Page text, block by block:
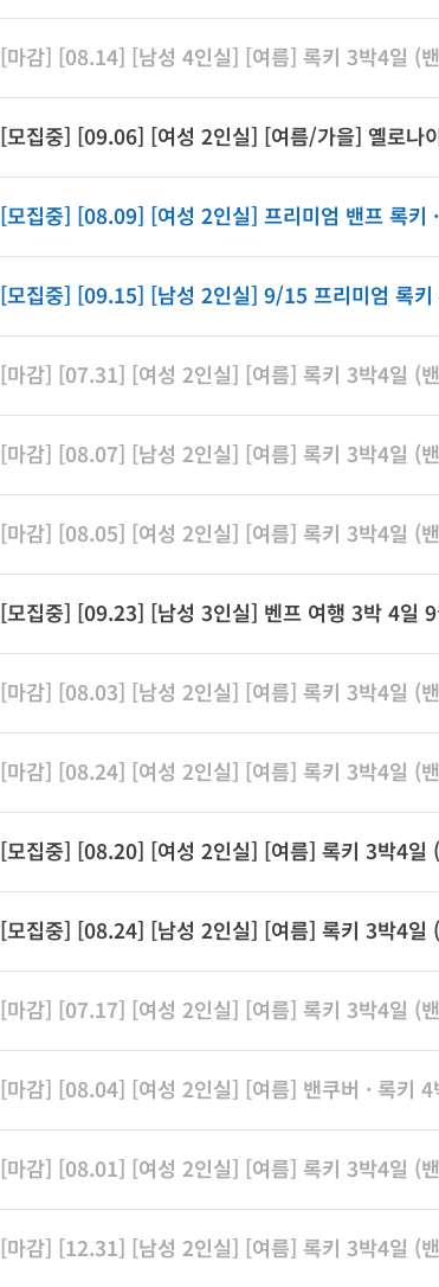
[마감] [08.14] [남성 4인실] [여름] 록키 3박4일 (
[모집중] [09.06] [여성 2인실] [여름/가을] 옐로나
[모집중] [08.09] [여성 2인실] 프리미엄 밴프 록키
[모집중] [09.15] [남성 2인실] 9/15 프리미엄 록키
[마감] [07.31] [여성 2인실] [여름] 록키 3박4일 (
[마감] [08.07] [남성 2인실] [여름] 록키 3박4일 (
[마감] [08.05] [여성 2인실] [여름] 록키 3박4일 (
[모집중] [09.23] [남성 3인실] 벤프 여행 3박 4일
[마감] [08.03] [남성 2인실] [여름] 록키 3박4일 (
[마감] [08.24] [여성 2인실] [여름] 록키 3박4일 (
[모집중] [08.20] [여성 2인실] [여름] 록키 3박4일
[모집중] [08.24] [남성 2인실] [여름] 록키 3박4일
[마감] [07.17] [여성 2인실] [여름] 록키 3박4일 (
[마감] [08.04] [여성 2인실] [여름] 밴쿠버 · 록키 4
[마감] [08.01] [여성 2인실] [여름] 록키 3박4일 (
[마감] [12.31] [남성 2인실] [여름] 록키 3박4일 (